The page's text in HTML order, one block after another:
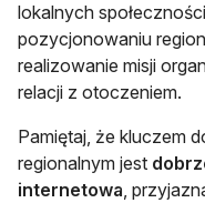
lokalnych
pozycjonowaniu
realizowanie misji
relacji z otoczeniem.
Pamiętaj, że kluczem
regionalnym jest
internetowa,